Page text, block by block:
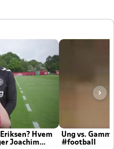
Hvem
Joachim
Ung vs.
#football